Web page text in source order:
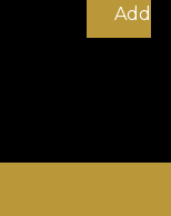
Add